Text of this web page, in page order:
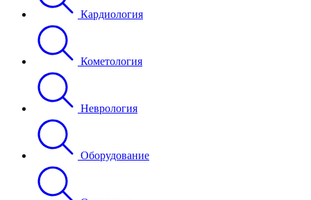
Кардиология
Кометология
Неврология
Оборудование